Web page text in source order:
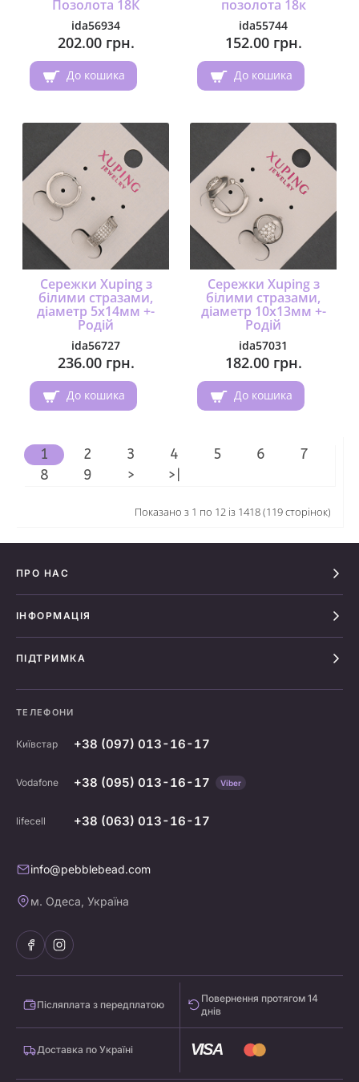
Позолота 18К
ida56934
202.00 грн.
До кошика
позолота 18к
ida55744
152.00 грн.
До кошика
Сережки Xuping з
білими стразами,
діаметр 5х14мм +-
Родій
ida56727
236.00 грн.
До кошика
Сережки Xuping з
білими стразами,
діаметр 10х13мм +-
Родій
ida57031
182.00 грн.
До кошика
1 2 3 4 5 6
7
8
9 > >|
Показано з 1 по 12 із 1418 (119 сторінок)
ПРО НАС
ІНФОРМАЦІЯ
ПІДТРИМКА
ТЕЛЕФОНИ
Київстар +38 (097) 013-16-17
Vodafone +38 (095) 013-16-17 Viber
lifecell +38 (063) 013-16-17
info@pebblebead.com
м. Одеса, Україна
Післяплата з передплатою
Повернення протягом 14
днів
Доставка по Україні VISA